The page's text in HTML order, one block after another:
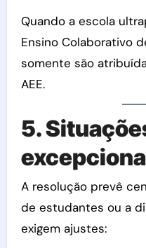
Quando a escola
Ensino Colaborativo
somente são
AEE.
5.
A resolução prevê
de estudantes ou a
exigem ajustes: